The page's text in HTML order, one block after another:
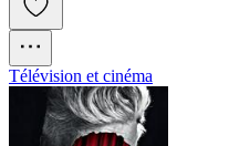
Télévision et cinéma